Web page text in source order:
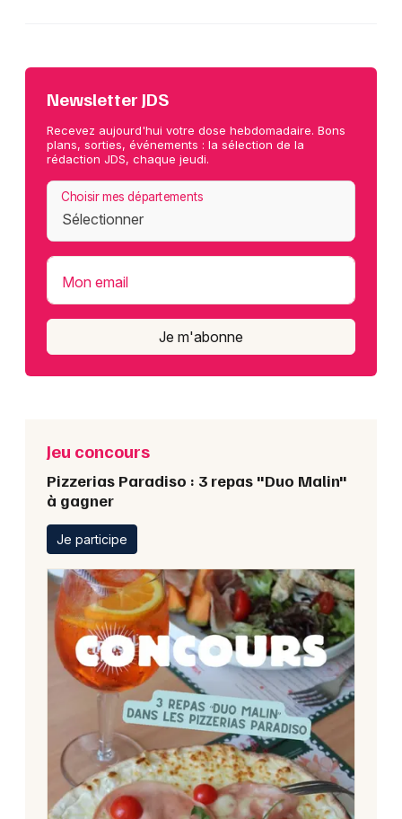
Newsletter JDS
Recevez aujourd'hui votre dose hebdomadaire. Bons
plans, sorties, événements : la sélection de la
rédaction JDS, chaque jeudi.
Choisir mes départements
Mon email
Je m'abonne
Jeu concours
Pizzerias Paradiso : 3 repas "Duo Malin"
à gagner
Je participe